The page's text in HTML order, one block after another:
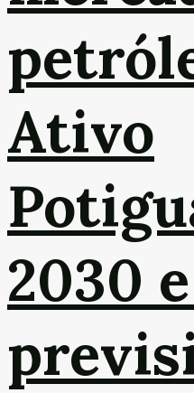
Ativo
2030